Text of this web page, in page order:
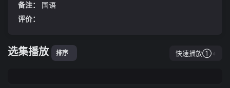
备注：
国语
评价：
选集播放 排序 快速播放①